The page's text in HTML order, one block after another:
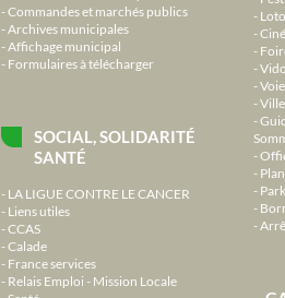
Commandes et marchés publics
Archives municipales
Affichage municipal
Formulaires à télécharger
SOCIAL, SOLIDARITÉ
SANTÉ
LA LIGUE CONTRE LE CANCER
Liens utiles
CCAS
Calade
France services
Relais Emploi - Mission Locale